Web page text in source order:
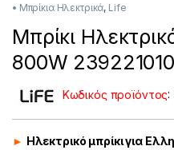
• Μπρίκια Hλεκτρικά, Life
Μπρίκι
800W 239221010
Κωδικός προϊόντος:
► Hλεκτρικό μπρίκι για